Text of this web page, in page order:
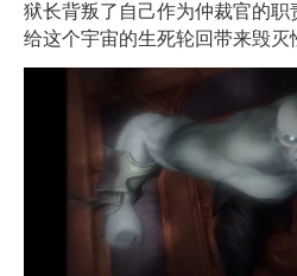
狱长背叛了自己作为仲裁官的
给这个宇宙的生死轮回带来毁灭